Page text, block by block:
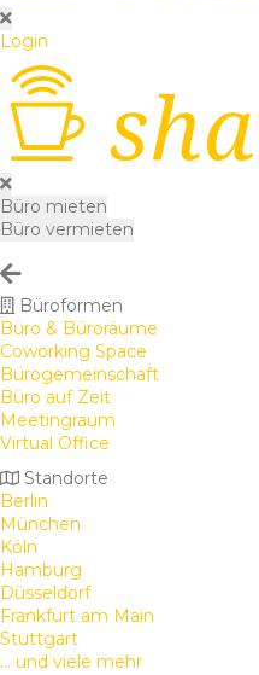
Login
Büro mieten
Büro vermieten
Büroformen
Büro & Büroräume
Coworking Space
Bürogemeinschaft
Büro auf Zeit
Meetingraum
Virtual Office
Standorte
Berlin
München
Köln
Hamburg
Düsseldorf
Frankfurt am Main
Stuttgart
... und viele mehr